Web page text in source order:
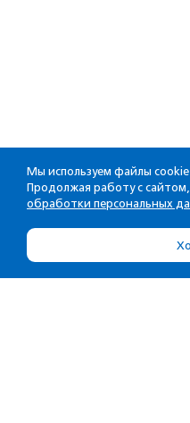
Мы используем файлы
Продолжая работу с сайтом,
обработки персональных